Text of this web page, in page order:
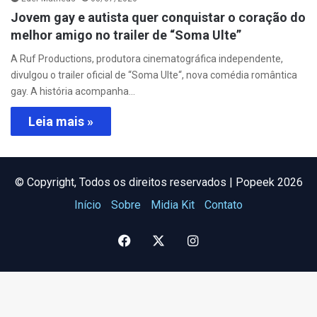
Jovem gay e autista quer conquistar o coração do
melhor amigo no trailer de “Soma Ulte”
A Ruf Productions, produtora cinematográfica independente,
divulgou o trailer oficial de “Soma Ulte“, nova comédia romântica
gay. A história acompanha…
Leia mais »
©️ Copyright, Todos os direitos reservados | Popeek 2026
Início
Sobre Midia Kit Contato
Facebook Instagram